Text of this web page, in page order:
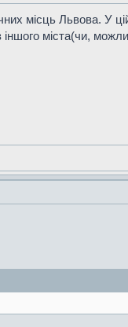
місць Львова. У
міста(чи,